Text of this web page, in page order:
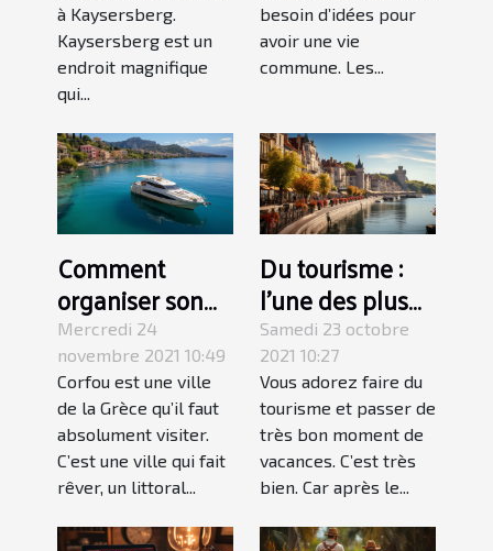
à Kaysersberg.
Kaysersberg est un
endroit magnifique
qui...
besoin d’idées pour
avoir une vie
commune. Les...
Comment
organiser son
voyage à Corfou
en Grèce ?
Mercredi 24
novembre 2021 10:49
Corfou est une ville
de la Grèce qu’il faut
absolument visiter.
C’est une ville qui fait
rêver, un littoral...
Du tourisme :
l’une des plus
belles villes de
la France à
découvrir
Samedi 23 octobre
2021 10:27
Vous adorez faire du
tourisme et passer de
très bon moment de
vacances. C’est très
bien. Car après le...